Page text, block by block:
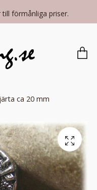
till förmånliga priser.
ca 20 mm